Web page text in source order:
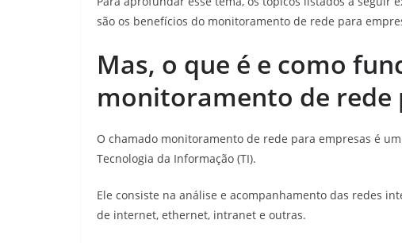
são os benefícios do monitoramento de rede para
Mas, o que é e como
monitoramento de rede
O chamado monitoramento de rede para empresas é
Tecnologia da Informação (TI).
Ele consiste na análise e acompanhamento das redes
de internet, ethernet, intranet e outras.